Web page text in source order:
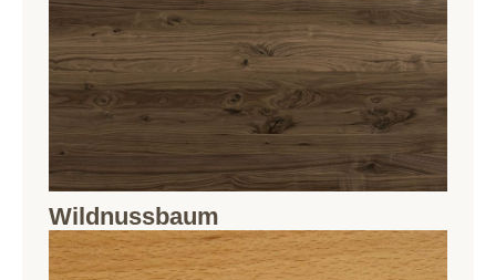
Wildnussbaum